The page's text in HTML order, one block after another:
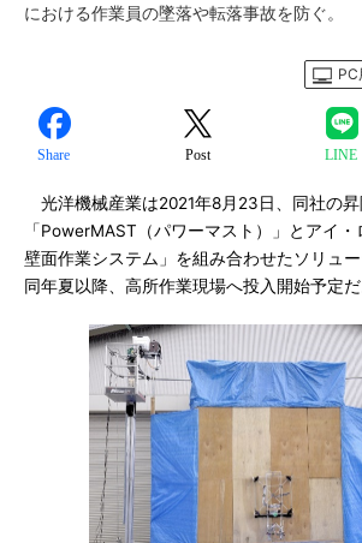
における作業員の墜落や転落事故を防ぐ。
PC
Share Post LINE
光洋機械産業は2021年8月23日、同社の
「PowerMAST（パワーマスト）」とアイ
壁面作業システム」を組み合わせたソリュー
同年夏以降、高所作業現場へ投入開始予定だ